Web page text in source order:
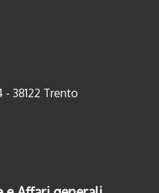
- 38122 Trento